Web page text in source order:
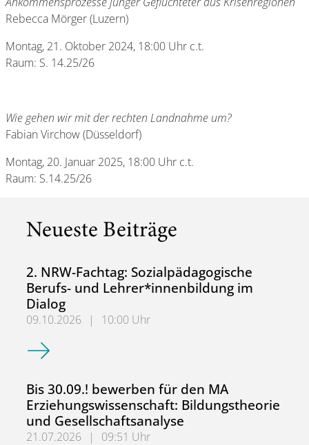
Rebecca Mörger (Luzern)
Montag, 21. Oktober 2024, 18:00 Uhr c.t.
Raum: S. 14.25/26
Wie gehen wir mit der rechten Landnahme um?
Fabian Virchow (Düsseldorf)
Montag, 20. Januar 2025, 18:00 Uhr c.t.
Raum: S.14.25/26
Neueste Beiträge
2. NRW-Fachtag: Sozialpädagogische
Berufs- und Lehrer*innenbildung im
Dialog
09.10.2026 |
10:00 Uhr
2. NRW-Fachtag: Sozialpädagogische Berufs- und
Bis 30.09.! bewerben für den MA
Erziehungswissenschaft: Bildungstheorie
und Gesellschaftsanalyse
21.07.2026 |
09:51 Uhr